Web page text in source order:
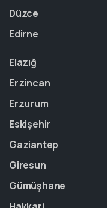
Düzce
Edirne
Elazığ
Erzincan
Erzurum
Eskişehir
Gaziantep
Giresun
Gümüşhane